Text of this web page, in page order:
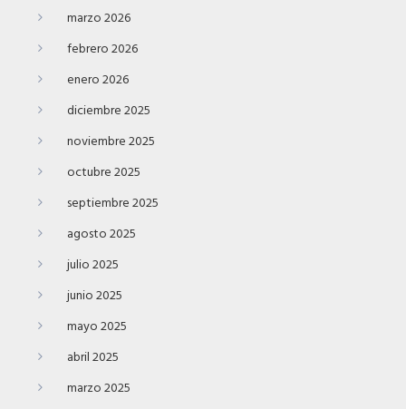
marzo 2026
febrero 2026
enero 2026
diciembre 2025
noviembre 2025
octubre 2025
septiembre 2025
agosto 2025
julio 2025
junio 2025
mayo 2025
abril 2025
marzo 2025